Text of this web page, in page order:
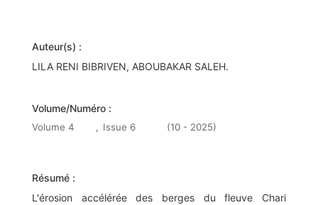
Auteur(s) :
LILA RENI BIBRIVEN, ABOUBAKAR SALEH.
Volume/Numéro :
Volume 4 , Issue 6 (10 - 2025)
Résumé :
L'érosion accélérée des berges du fleuve Chari